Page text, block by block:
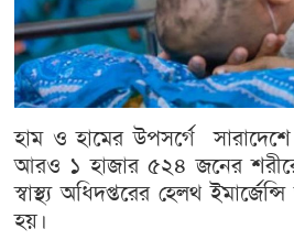
হাম ও হামের উপসর্গে
আরও ১ হাজার ৫২৪ জনের
স্বাস্থ্য অধিদপ্তরের হেলথ
হয়।